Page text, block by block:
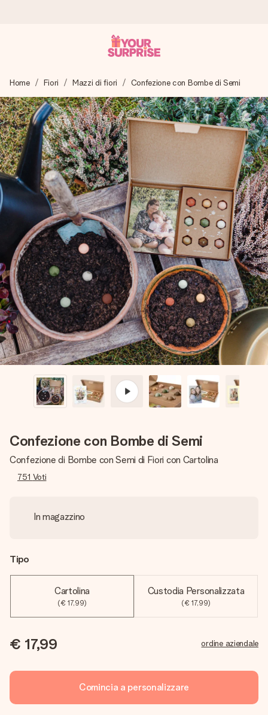
Prepariamo il tuo regalo con attenzione e lo spediamo in un
lampo – così potrai consegnarlo al momento giusto, quando
conta davvero.
4,7 (basato su +15.000 recensioni)
I nostri regali ispirano. I clienti ci valutano 4,7 su Google
Reviews.
Biglietto d'auguri gratuito
Realizza qualcosa di unico in pochi passi – con il suo nome,
una tua foto o un messaggio che tocchi il cuore. Nessuna
complicazione, solo tanto amore per il momento perfetto.
Home Fiori Mazzi di fiori Confezione con Bombe di Semi
Confezione con Bombe di Semi
Confezione di Bombe con Semi di Fiori con Cartolina
751 Voti
In magazzino
Tipo
Cartolina
(€ 17,99)
Custodia Personalizzata
(€ 17,99)
€ 17,99 ordine aziendale
Comincia a personalizzare